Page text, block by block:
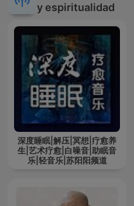
y espiritualidad
深度睡眠|解压|冥想|疗愈养
生|艺术疗愈|白噪音|助眠音
乐|轻音乐|苏阳阳频道